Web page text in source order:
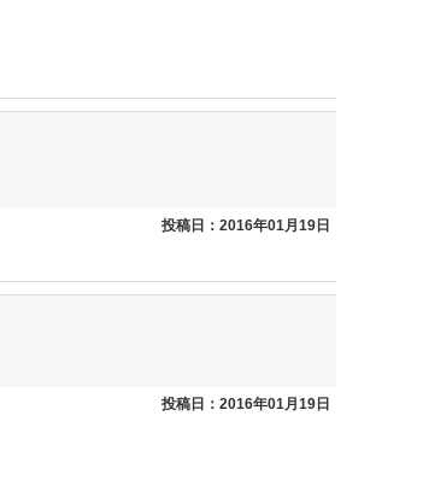
投稿日：2016年01月19日
投稿日：2016年01月19日